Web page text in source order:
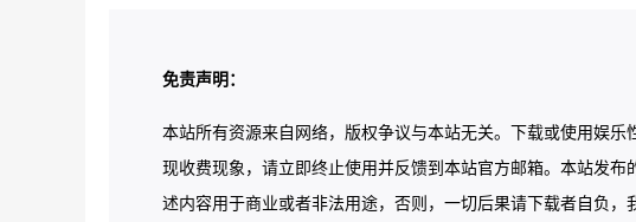
免责声明：
本站所有资源来自网络，版权争议与本站无关。下载或使用娱
现收费现象，请立即终止使用并反馈到本站官方邮箱。本站发
述内容用于商业或者非法用途，否则，一切后果请下载者自负